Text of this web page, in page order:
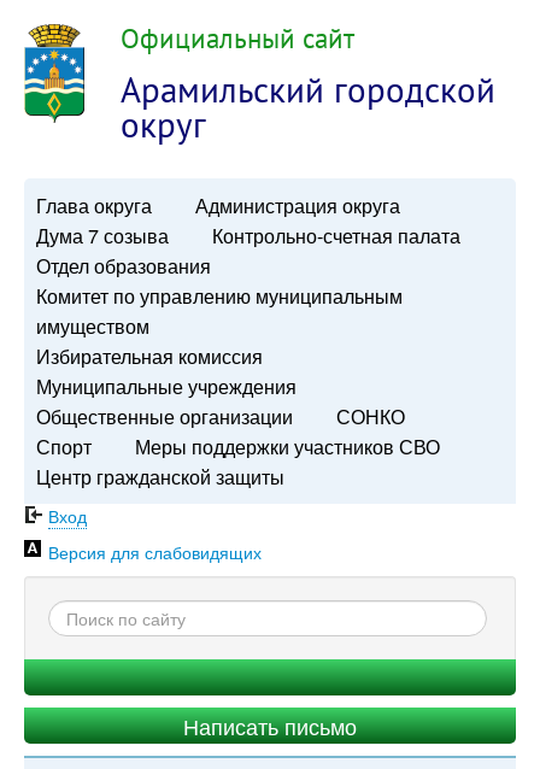
Официальный сайт
Арамильский городской
округ
Глава округа
Администрация округа
Дума 7 созыва
Контрольно-счетная палата
Отдел образования
Комитет по управлению муниципальным
имуществом
Избирательная комиссия
Муниципальные учреждения
Общественные организации
СОНКО
Спорт
Меры поддержки участников СВО
Центр гражданской защиты
Вход
Версия для слабовидящих
Написать письмо